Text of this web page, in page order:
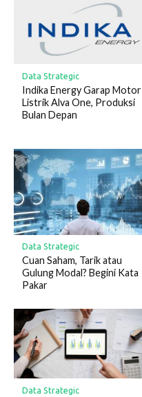
Data Strategic
Indika Energy Garap Motor
Listrik Alva One, Produksi
Bulan Depan
Data Strategic
Cuan Saham, Tarik atau
Gulung Modal? Begini Kata
Pakar
Data Strategic